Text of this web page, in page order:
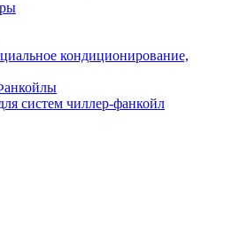
кондиционирование,
систем чиллер-фанкойл